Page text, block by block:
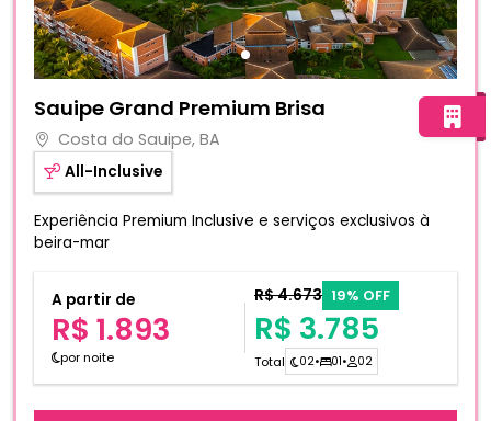
Sauipe Grand Premium Brisa
Costa do Sauipe, BA
All-Inclusive
Experiência Premium Inclusive e serviços exclusivos à
beira-mar
A partir de
R$ 1.893
por noite
R$ 4.673 19% OFF
R$ 3.785
Total 02• 01• 02